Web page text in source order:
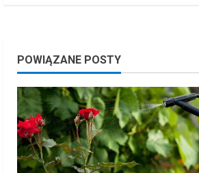
POWIĄZANE POSTY